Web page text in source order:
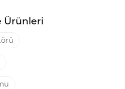
Ürünleri